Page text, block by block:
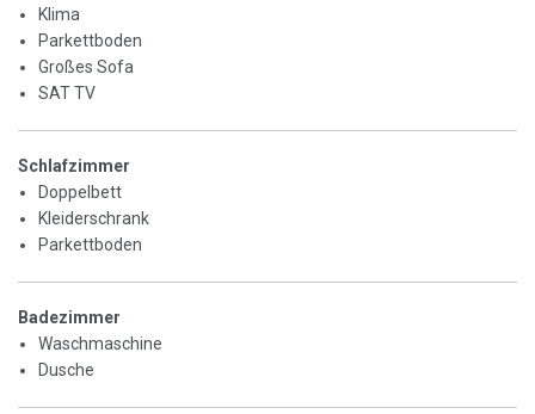
Klima
Parkettboden
Großes Sofa
SAT TV
Schlafzimmer
Doppelbett
Kleiderschrank
Parkettboden
Badezimmer
Waschmaschine
Dusche